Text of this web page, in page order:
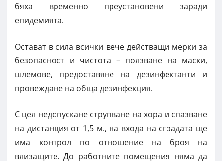
бяха временно преустановени заради
епидемията.
Остават в сила всички вече действащи мерки за
безопасност и чистота – ползване на маски,
шлемове, предоставяне на дезинфектанти и
провеждане на обща дезинфекция.
С цел недопускане струпване на хора и спазване
на дистанция от 1,5 м., на входа на сградата ще
има контрол по отношение на броя на
влизащите. До работните помещения няма да